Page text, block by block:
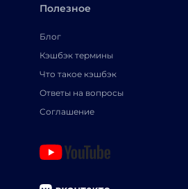
Полезное
Блог
Кэшбэк термины
Что такое кэшбэк
Ответы на вопросы
Соглашение